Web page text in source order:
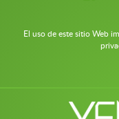
El uso de este sitio Web